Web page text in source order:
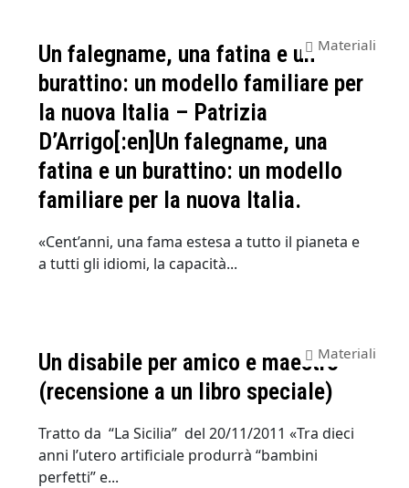
Un falegname, una fatina e un
burattino: un modello familiare per
la nuova Italia – Patrizia
D’Arrigo[:en]Un falegname, una
fatina e un burattino: un modello
familiare per la nuova Italia.
Materiali
«Cent’anni, una fama estesa a tutto il pianeta e
a tutti gli idiomi, la capacità...
Un disabile per amico e maestro
(recensione a un libro speciale)
Materiali
Tratto da “La Sicilia” del 20/11/2011 «Tra dieci
anni l’utero artificiale produrrà “bambini
perfetti” e...